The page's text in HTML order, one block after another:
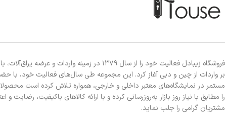
فروشگاه زیبادل فعالیت خود را از سال ۱۳۷۹ در زمینه واردات و عرضه
بر واردات از چین و دبی آغاز کرد. این مجموعه طی سال‌های فعالیت خود، با
مستمر در نمایشگاه‌های معتبر داخلی و خارجی، همواره تلاش کرده است
را مطابق با نیاز روز بازار به‌روزرسانی کرده و با ارائه کالاهای باکیفیت، رضایت و
مشتریان گرامی را جلب نماید.